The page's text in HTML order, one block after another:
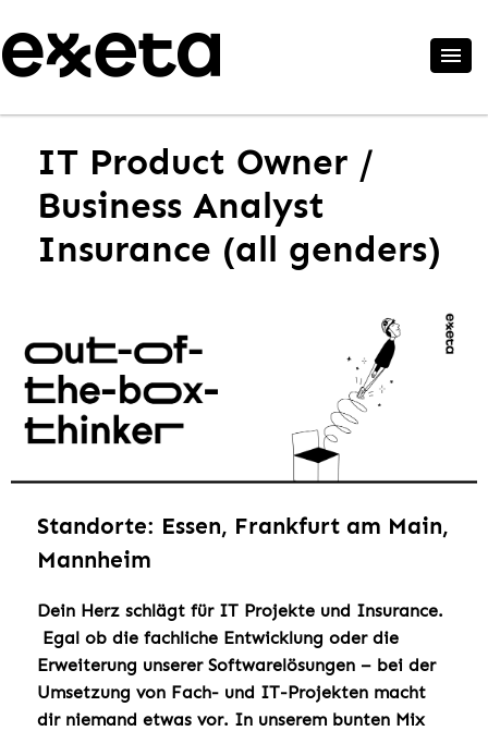
IT Product Owner /
Business Analyst
Insurance (all genders)
Standorte: Essen, Frankfurt am Main,
Mannheim
Dein Herz schlägt für IT Projekte und Insurance.
Egal ob die fachliche Entwicklung oder die
Erweiterung unserer Softwarelösungen – bei der
Umsetzung von Fach- und IT-Projekten macht
dir niemand etwas vor. In unserem bunten Mix